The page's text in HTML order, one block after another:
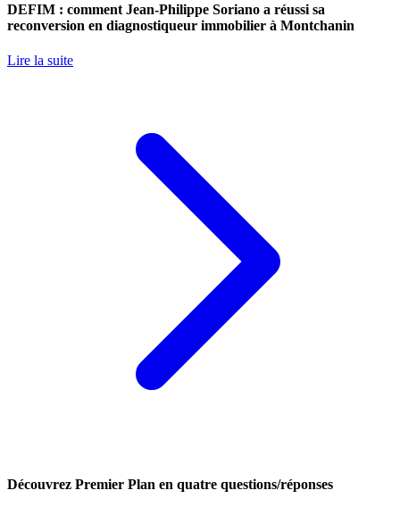
DEFIM : comment Jean-Philippe Soriano a réussi sa
reconversion en diagnostiqueur immobilier à Montchanin
Lire la suite
Découvrez Premier Plan en quatre questions/réponses